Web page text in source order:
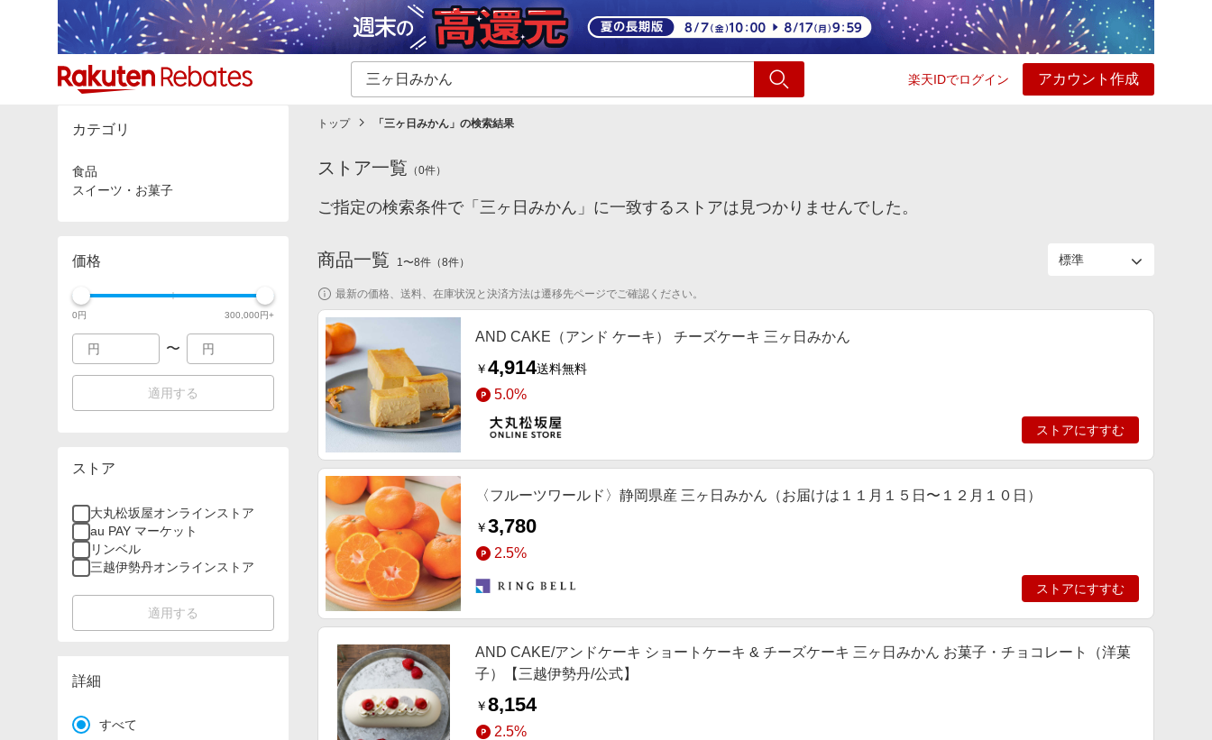
楽天IDでログイン アカウント作成
カテゴリー一覧 イベント一覧 ショッピング
カテゴリ
食品
スイーツ・お菓子
価格
0円 300,000円+
〜
適用する
ストア
大丸松坂屋オンラインストア
au PAY マーケット
リンベル
三越伊勢丹オンラインストア
適用する
詳細
すべて
トップ 「 三ヶ日みかん 」の検索結果
ストア一覧 （0件）
ご指定の検索条件で「三ヶ日みかん」に一致するストアは見つかりませんでした。
商品一覧 1〜8件 （8件）
最新の価格、送料、在庫状況と決済方法は遷移先ページでご確認ください。
AND CAKE（アンド ケーキ） チーズケーキ 三ヶ日みかん
￥4,914送料無料
5.0%
ストアにすすむ
〈フルーツワールド〉静岡県産 三ヶ日みかん（お届けは１１月１５日〜１２月１０日）
￥3,780
2.5%
ストアにすすむ
AND CAKE/アンドケーキ ショートケーキ & チーズケーキ 三ヶ日みかん お菓子・チョコレート（洋菓
子）【三越伊勢丹/公式】
￥8,154
2.5%